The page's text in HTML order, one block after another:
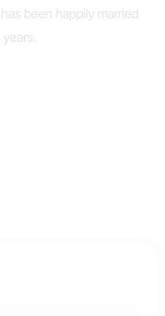
been happily married